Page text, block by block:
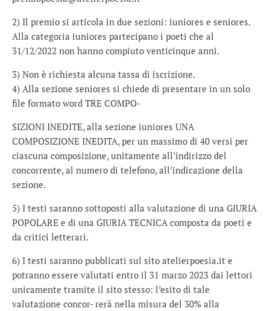
2) Il premio si articola in due sezioni: iuniores e seniores.
Alla categoria iuniores partecipano i poeti che al
31/12/2022 non hanno compiuto venticinque anni.
3) Non è richiesta alcuna tassa di iscrizione.
4) Alla sezione seniores si chiede di presentare in un solo
file formato word TRE COMPO-
SIZIONI INEDITE, alla sezione iuniores UNA
COMPOSIZIONE INEDITA, per un massimo di 40 versi per
ciascuna composizione, unitamente all’indirizzo del
concorrente, al numero di telefono, all’indicazione della
sezione.
5) I testi saranno sottoposti alla valutazione di una GIURIA
POPOLARE e di una GIURIA TECNICA composta da poeti e
da critici letterari.
6) I testi saranno pubblicati sul sito atelierpoesia.it e
potranno essere valutati entro il 31 marzo 2023 dai lettori
unicamente tramite il sito stesso: l’esito di tale
valutazione concor- rerà nella misura del 30% alla